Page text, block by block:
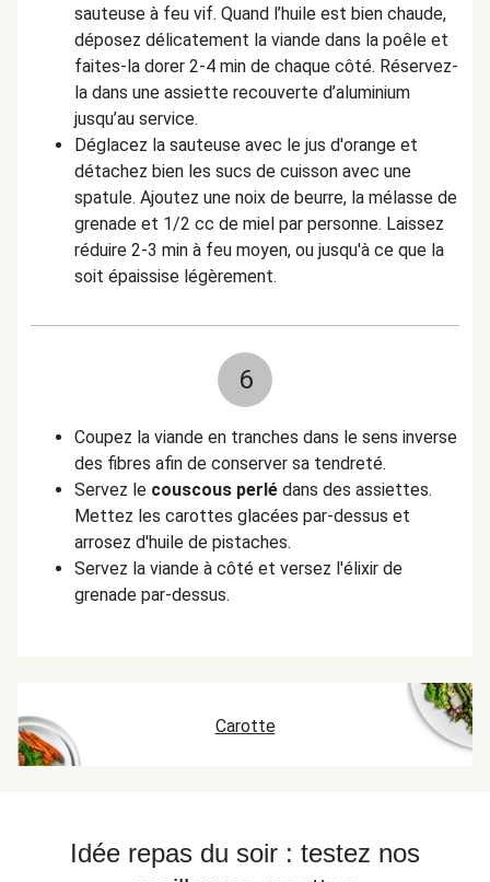
sauteuse à feu vif. Quand l’huile est bien chaude,
déposez délicatement la viande dans la poêle et
faites-la dorer 2-4 min de chaque côté. Réservez-
la dans une assiette recouverte d’aluminium
jusqu’au service.
Déglacez la sauteuse avec le jus d'orange et
détachez bien les sucs de cuisson avec une
spatule. Ajoutez une noix de beurre, la mélasse de
grenade et 1/2 cc de miel par personne. Laissez
réduire 2-3 min à feu moyen, ou jusqu'à ce que la
soit épaissise légèrement.
6
Coupez la viande en tranches dans le sens inverse
des fibres afin de conserver sa tendreté.
Servez le couscous perlé dans des assiettes.
Mettez les carottes glacées par-dessus et
arrosez d'huile de pistaches.
Servez la viande à côté et versez l'élixir de
grenade par-dessus.
Carotte
Idée repas du soir : testez nos